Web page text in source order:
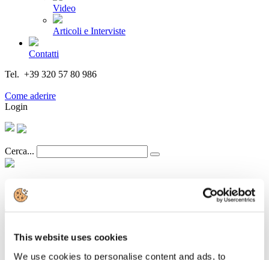
This website uses cookies
We use cookies to personalise content and ads, to
Video
Articoli e Interviste
Contatti
Tel. +39 320 57 80 986
Come aderire
Login
Cerca...
“Viaggio organizzato. Vacanza
assicurata”